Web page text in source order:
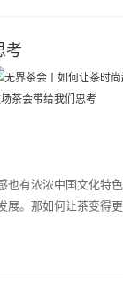
考
有浓浓中国文化特
展。那如何让茶变得